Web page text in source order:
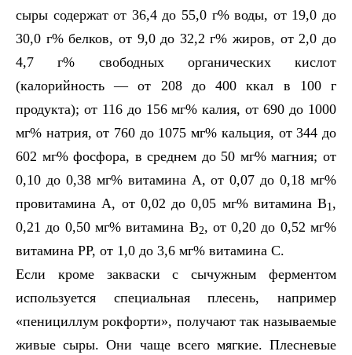
сыры содержат от 36,4 до 55,0 г% воды, от 19,0 до
30,0 г% белков, от 9,0 до 32,2 г% жиров, от 2,0 до
4,7 г% свободных органических кислот
(калорийность — от 208 до 400 ккал в 100 г
продукта); от 116 до 156 мг% калия, от 690 до 1000
мг% натрия, от 760 до 1075 мг% кальция, от 344 до
602 мг% фосфора, в среднем до 50 мг% магния; от
0,10 до 0,38 мг% витамина А, от 0,07 до 0,18 мг%
провитамина А, от 0,02 до 0,05 мг% витамина В1,
0,21 до 0,50 мг% витамина В2, от 0,20 до 0,52 мг%
витамина РР, от 1,0 до 3,6 мг% витамина С.
Если кроме закваски с сычужным ферментом
используется специальная плесень, например
«пенициллум рокфорти», получают так называемые
живые сыры. Они чаще всего мягкие. Плесневые